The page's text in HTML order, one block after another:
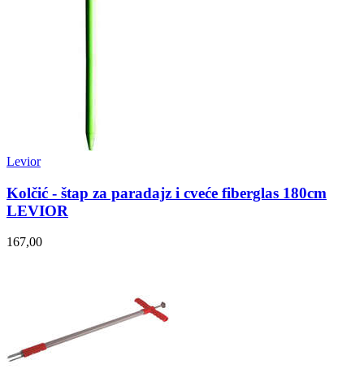
Levior
Kolčić - štap za paradajz i cveće fiberglas 180cm
LEVIOR
167,00